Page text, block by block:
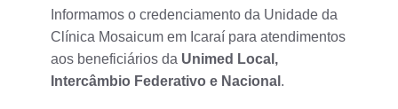
Informamos o credenciamento da Unidade da
Clínica Mosaicum em Icaraí para atendimentos
aos beneficiários da Unimed Local,
Intercâmbio Federativo e Nacional .